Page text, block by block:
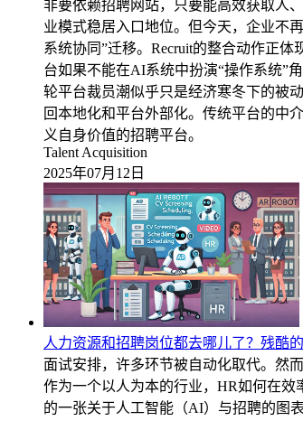
非要依赖招聘网站，只要能高效获取人
业模式稳居入口地位。但今天，企业不
系统协同”迁移。Recruit的整合动作正
台如果不能在AI系统中扮演“操作系统”
轮平台裁员潮似乎只是经济寒冬下的被
回本地化和平台外部化。传统平台的中
义自身价值的招聘平台。
Talent Acquisition
2025年07月12日
人力资源和招聘岗位都去哪儿了？残酷
面试安排，许多环节被自动化取代。然
作为一个以人为本的行业，HR如何在效
的一张关于人工智能（AI）与招聘的图